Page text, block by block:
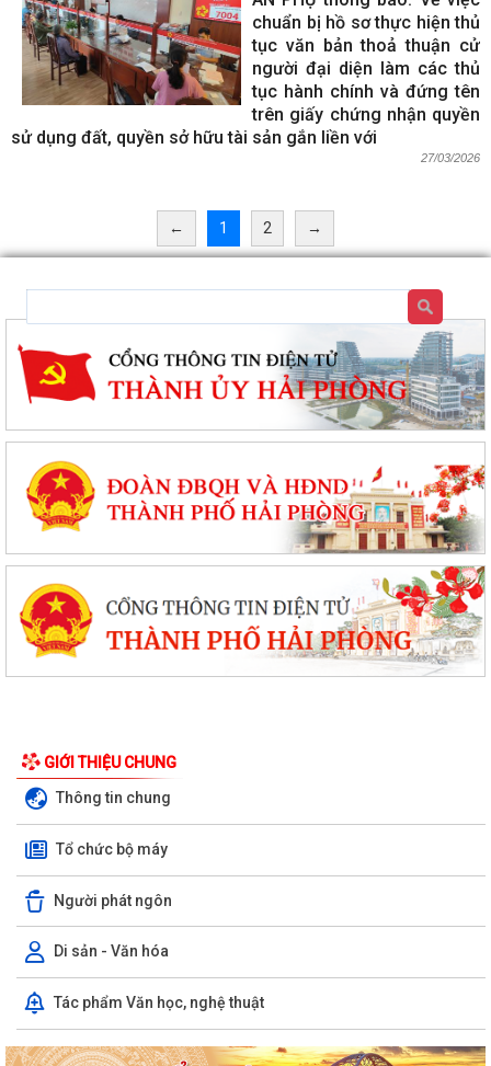
chuẩn bị hồ sơ thực hiện thủ
tục văn bản thoả thuận cử
người đại diện làm các thủ
tục hành chính và đứng tên
trên giấy chứng nhận quyền
sử dụng đất, quyền sở hữu tài sản gắn liền với
27/03/2026
← 1 2 →
GIỚI THIỆU CHUNG
Thông tin chung
Tổ chức bộ máy
Người phát ngôn
Di sản - Văn hóa
Tác phẩm Văn học, nghệ thuật